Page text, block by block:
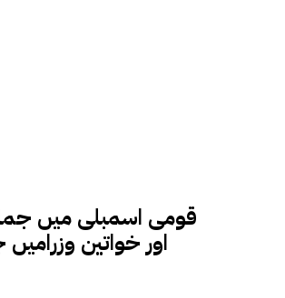
قومی اسمبلی میں
اور خواتین